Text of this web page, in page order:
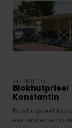
TUINDECO
Blokhutprieel
Konstantin
Blokhutprieel
een moderne